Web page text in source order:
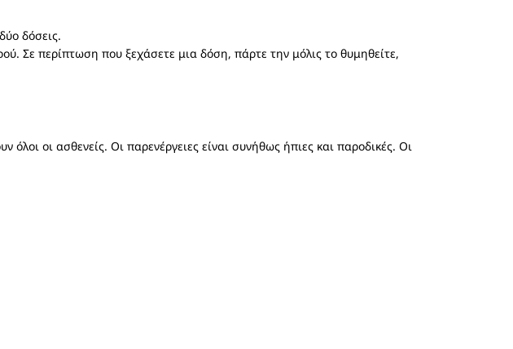
δόσεις.
Σε περίπτωση που ξεχάσετε μια δόση, πάρτε την μόλις το θυμηθείτε,
όλοι οι ασθενείς. Οι παρενέργειες είναι συνήθως ήπιες και παροδικές. Οι